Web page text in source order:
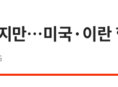
만…미국·이란